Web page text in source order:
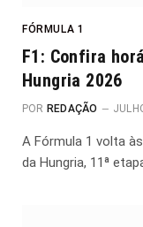
FÓRMULA 1
F1: Confira
Hungria 2026
POR REDAÇÃO
A Fórmula 1 volta
da Hungria, 11ª